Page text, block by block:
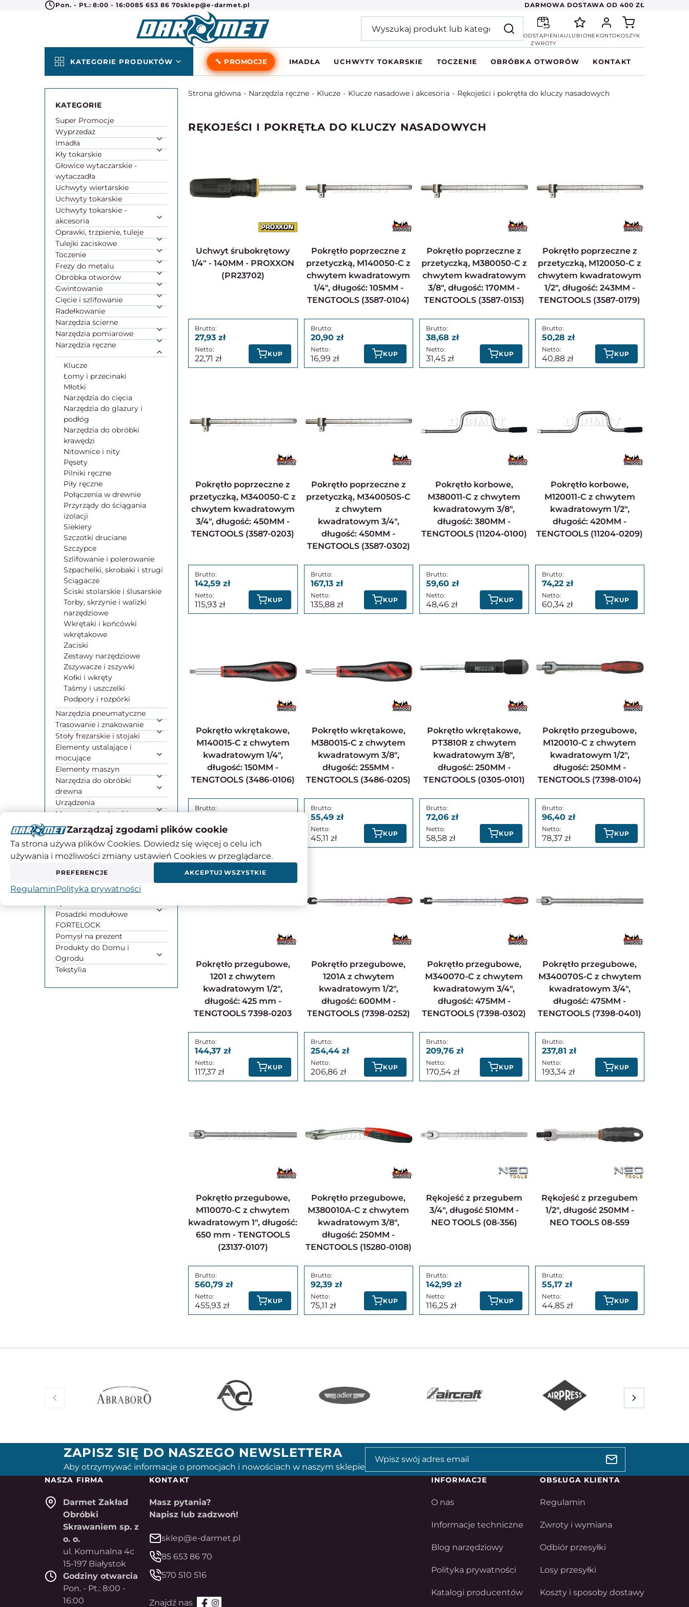
Pon. - Pt.: 8:00 - 16:0085 653 86 70sklep@e-darmet.pl DARMOWA DOSTAWA OD 400 ZŁ
ODSTĄPIENIA
ZWROTY
ULUBIONE KONTOKOSZYK
KATEGORIE PRODUKTÓW 🔧 PROMOCJE IMADŁA UCHWYTY TOKARSKIE TOCZENIE OBRÓBKA OTWORÓW KONTAKT
Strona główna Narzędzia ręczne Klucze Klucze nasadowe i akcesoria Rękojeści i pokrętła do kluczy nasadowych
Super Promocje
Wyprzedaż
Imadła
Kły tokarskie
Głowice wytaczarskie -
wytaczadła
Uchwyty wiertarskie
Uchwyty tokarskie
Uchwyty tokarskie -
akcesoria
Oprawki, trzpienie, tuleje
Tulejki zaciskowe
Toczenie
Frezy do metalu
Obróbka otworów
Gwintowanie
Cięcie i szlifowanie
Radełkowanie
Narzędzia ścierne
Narzędzia pomiarowe
Narzędzia ręczne
Klucze
Łomy i przecinaki
Młotki
Narzędzia do cięcia
Narzędzia do glazury i
podłóg
Narzędzia do obróbki
krawędzi
Nitownice i nity
Pęsety
Pilniki ręczne
Piły ręczne
Połączenia w drewnie
Przyrządy do ściągania
izolacji
Siekiery
Szczotki druciane
Szczypce
Szlifowanie i polerowanie
Szpachelki, skrobaki i strugi
Ściągacze
Ściski stolarskie i ślusarskie
Torby, skrzynie i walizki
narzędziowe
Wkrętaki i końcówki
wkrętakowe
Zaciski
Zestawy narzędziowe
Zszywacze i zszywki
Kołki i wkręty
Taśmy i uszczelki
Podpory i rozpórki
Narzędzia pneumatyczne
Trasowanie i znakowanie
Stoły frezarskie i stojaki
Elementy ustalające i
mocujące
Elementy maszyn
Narzędzia do obróbki
drewna
Urządzenia
Maszyny i obrabiarki
Elektronarzędzia
Wyposażenie warsztatu
Systemy do dozowania
chłodziwa
Środki ochrony osobistej
Chemia przemysłowa
Posadzki modułowe
FORTELOCK
Pomysł na prezent
Produkty do Domu i
Ogrodu
Tekstylia
RĘKOJEŚCI I POKRĘTŁA DO KLUCZY NASADOWYCH
Uchwyt śrubokrętowy
1/4" - 140MM - PROXXON
(PR23702)
27,93
22,71 KUP
Pokrętło poprzeczne z
przetyczką, M140050-C z
chwytem kwadratowym
1/4", długość: 105MM -
TENGTOOLS (3587-0104)
20,90
16,99 KUP
Pokrętło poprzeczne z
przetyczką, M380050-C z
chwytem kwadratowym
3/8", długość: 170MM -
TENGTOOLS (3587-0153)
38,68
31,45 KUP
Pokrętło poprzeczne z
przetyczką, M120050-C z
chwytem kwadratowym
1/2", długość: 243MM -
TENGTOOLS (3587-0179)
50,28
40,88 KUP
Pokrętło poprzeczne z
przetyczką, M340050-C z
chwytem kwadratowym
3/4", długość: 450MM -
TENGTOOLS (3587-0203)
142,59
115,93 KUP
Pokrętło poprzeczne z
przetyczką, M340050S-C
z chwytem
kwadratowym 3/4",
długość: 450MM -
TENGTOOLS (3587-0302)
167,13
135,88 KUP
Pokrętło korbowe,
M380011-C z chwytem
kwadratowym 3/8",
długość: 380MM -
TENGTOOLS (11204-0100)
59,60
48,46 KUP
Pokrętło korbowe,
M120011-C z chwytem
kwadratowym 1/2",
długość: 420MM -
TENGTOOLS (11204-0209)
74,22
60,34 KUP
Pokrętło wkrętakowe,
M140015-C z chwytem
kwadratowym 1/4",
długość: 150MM -
TENGTOOLS (3486-0106)
Pokrętło wkrętakowe,
M380015-C z chwytem
kwadratowym 3/8",
długość: 255MM -
TENGTOOLS (3486-0205)
55,49
45,11 KUP
Pokrętło wkrętakowe,
PT3810R z chwytem
kwadratowym 3/8",
długość: 250MM -
TENGTOOLS (0305-0101)
72,06
58,58 KUP
Pokrętło przegubowe,
M120010-C z chwytem
kwadratowym 1/2",
długość: 250MM -
TENGTOOLS (7398-0104)
96,40
78,37 KUP
Pokrętło przegubowe,
1201 z chwytem
kwadratowym 1/2",
długość: 425 mm -
TENGTOOLS 7398-0203
144,37
117,37 KUP
Pokrętło przegubowe,
1201A z chwytem
kwadratowym 1/2",
długość: 600MM -
TENGTOOLS (7398-0252)
254,44
206,86 KUP
Pokrętło przegubowe,
M340070-C z chwytem
kwadratowym 3/4",
długość: 475MM -
TENGTOOLS (7398-0302)
209,76
170,54 KUP
Pokrętło przegubowe,
M340070S-C z chwytem
kwadratowym 3/4",
długość: 475MM -
TENGTOOLS (7398-0401)
237,81
193,34 KUP
Pokrętło przegubowe,
M110070-C z chwytem
kwadratowym 1", długość:
650 mm - TENGTOOLS
(23137-0107)
560,79
455,93 KUP
Pokrętło przegubowe,
M380010A-C z chwytem
kwadratowym 3/8",
długość: 250MM -
TENGTOOLS (15280-0108)
92,39
75,11 KUP
Rękojeść z przegubem
3/4", długość 510MM -
NEO TOOLS (08-356)
142,99
116,25 KUP
Rękojeść z przegubem
1/2", długość 250MM -
NEO TOOLS 08-559
55,17
44,85 KUP
ZAPISZ SIĘ DO NASZEGO NEWSLETTERA
Aby otrzymywać informacje o promocjach i nowościach w naszym sklepie
NASZA FIRMA
Darmet Zakład
Obróbki
Skrawaniem sp. z
o. o.
ul. Komunalna 4c
15-197 Białystok
Godziny otwarcia
Pon. - Pt.: 8:00 -
16:00
KONTAKT
Masz pytania?
Napisz lub zadzwoń!
sklep@e-darmet.pl
85 653 86 70
570 510 516
INFORMACJE
O nas
Informacje techniczne
Blog narzędziowy
Polityka prywatności
Katalogi producentów
OBSŁUGA KLIENTA
Regulamin
Zwroty i wymiana
Odbiór przesyłki
Losy przesyłki
Koszty i sposoby dostawy
Zarządzaj zgodami plików cookie
Ta strona używa plików Cookies. Dowiedz się więcej o celu ich
używania i możliwości zmiany ustawień Cookies w przeglądarce.
PREFERENCJE AKCEPTUJ WSZYSTKIE
RegulaminPolityka prywatności